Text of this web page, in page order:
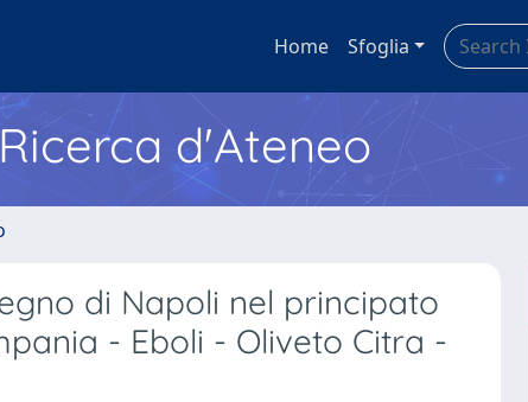
Home Sfoglia
d'Ateneo
di Napoli nel principato
- Eboli - Oliveto Citra -